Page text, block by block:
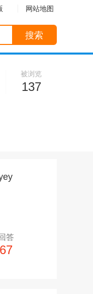
网站地图
搜索
被浏览
137
答
67